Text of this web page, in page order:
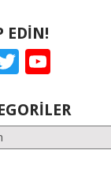
EDIN!
Twitter